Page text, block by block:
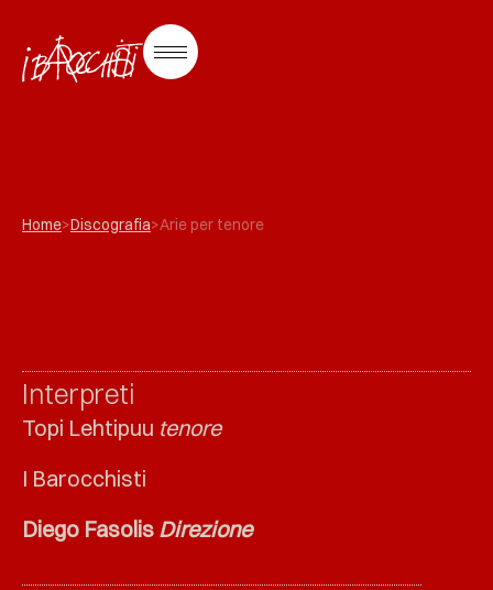
Home>Discografia>Arie per tenore
Interpreti
Topi Lehtipuu tenore
I Barocchisti
Diego Fasolis Direzione